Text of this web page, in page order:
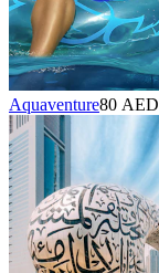
Aquaventure80 AED